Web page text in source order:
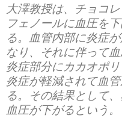
大澤教授は、チョコ
フェノールに血圧を
る。血管内部に炎症
なり、それに伴って
炎症部分にカカオポ
炎症が軽減されて血
る。その結果として
血圧が下がるという。